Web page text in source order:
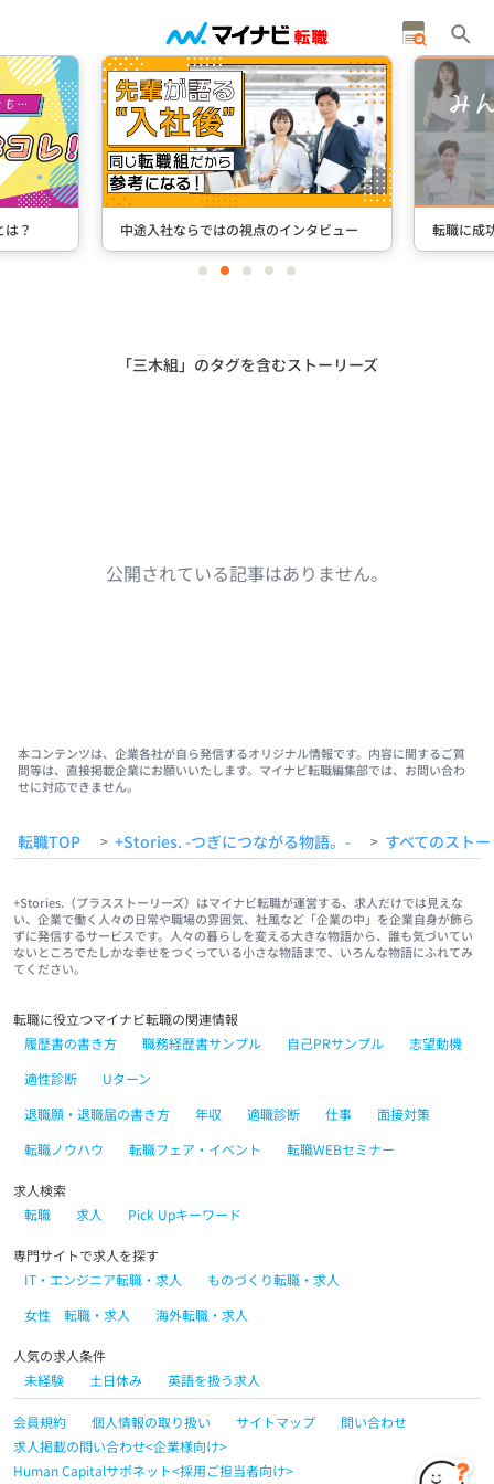
？ 中途入社ならではの視点のインタビュー 転職に成
itemitemitemitemitem
「三木組」のタグを含むストーリーズ
公開されている記事はありません。
本コンテンツは、企業各社が自ら発信するオリジナル情報です。内容に関するご質
問等は、直接掲載企業にお願いいたします。マイナビ転職編集部では、お問い合わ
せに対応できません。
転職TOP > +Stories. -つぎにつながる物語。- > すべてのスト
+Stories.（プラスストーリーズ）はマイナビ転職が運営する、求人だけでは見えな
い、企業で働く人々の日常や職場の雰囲気、社風など「企業の中」を企業自身が飾ら
ずに発信するサービスです。人々の暮らしを変える大きな物語から、誰も気づいてい
ないところでたしかな幸せをつくっている小さな物語まで、いろんな物語にふれてみ
てください。
転職に役立つマイナビ転職の関連情報
履歴書の書き方
職務経歴書サンプル 自己PRサンプル
志望動機
適性診断
Uターン
退職願・退職届の書き方
年収 適職診断 仕事
面接対策
転職ノウハウ
転職フェア・イベント 転職WEBセミナー
求人検索
転職
求人 Pick Upキーワード
専門サイトで求人を探す
IT・エンジニア転職・求人
ものづくり転職・求人
女性 転職・求人
海外転職・求人
人気の求人条件
未経験
土日休み 英語を扱う求人
会員規約 個人情報の取り扱い サイトマップ
問い合わせ
求人掲載の問い合わせ<企業様向け>
Human Capitalサポネット<採用ご担当者向け>